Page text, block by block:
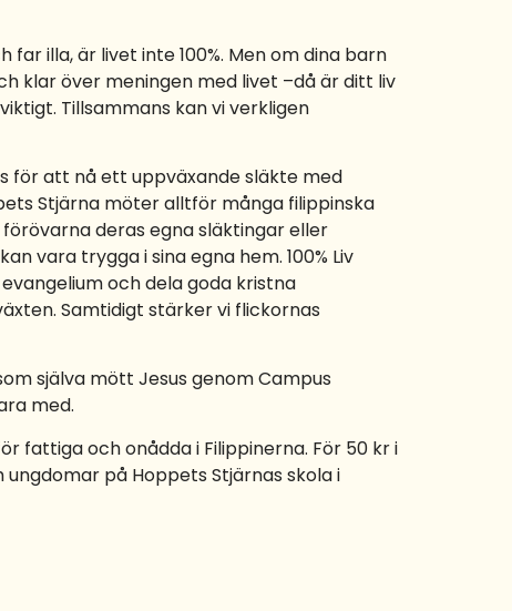
illa, är livet inte 100%. Men om dina barn
klar över meningen med livet –då är ditt liv
Tillsammans kan vi verkligen
för att nå ett uppväxande släkte med
Stjärna möter alltför många filippinska
deras egna släktingar eller
vara trygga i sina egna hem. 100% Liv
och dela goda kristna
Samtidigt stärker vi flickornas
själva mött Jesus genom Campus
med.
fattiga och onådda i Filippinerna. För 50 kr i
på Hoppets Stjärnas skola i